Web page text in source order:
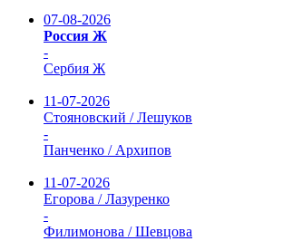
07-08-2026
Россия Ж
-
Сербия Ж
11-07-2026
Стояновский / Лешуков
-
Панченко / Архипов
11-07-2026
Егорова / Лазуренко
-
Филимонова / Шевцова